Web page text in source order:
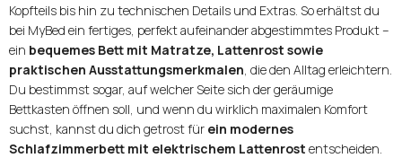
Kopfteils bis hin zu technischen Details und Extras. So erhältst du
bei MyBed ein fertiges, perfekt aufeinander abgestimmtes Produkt –
ein bequemes Bett mit Matratze, Lattenrost sowie
praktischen Ausstattungsmerkmalen, die den Alltag erleichtern.
Du bestimmst sogar, auf welcher Seite sich der geräumige
Bettkasten öffnen soll, und wenn du wirklich maximalen Komfort
suchst, kannst du dich getrost für ein modernes
Schlafzimmerbett mit elektrischem Lattenrost entscheiden.